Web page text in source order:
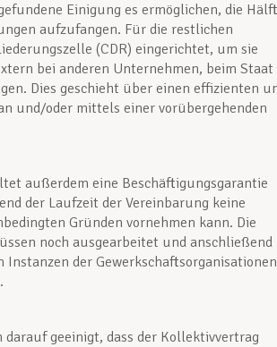
Einigung es ermöglichen, die
aufzufangen. Für die restlichen
(CDR) eingerichtet, um sie
bei anderen Unternehmen, beim Staat
Dies geschieht über einen effizienten
und/oder mittels einer vorübergehenden
außerdem eine Beschäftigungsgarantie
der Laufzeit der Vereinbarung keine
Gründen vornehmen kann. Die
noch ausgearbeitet und anschließend
der Gewerkschaftsorganisationen
geeinigt, dass der Kollektivvertrag